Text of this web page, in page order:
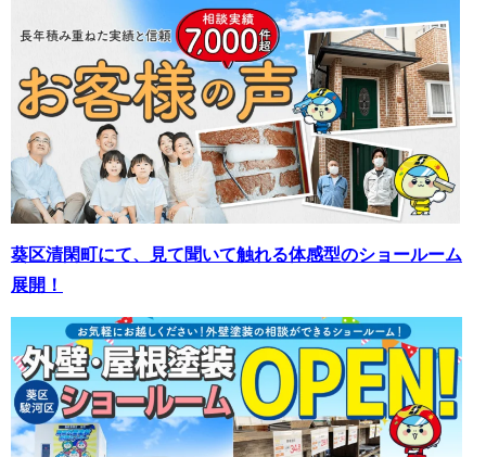
葵区清閑町にて、見て聞いて触れる体感型のショールーム
展開！